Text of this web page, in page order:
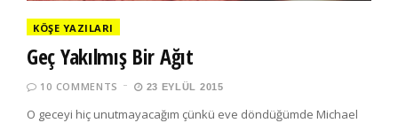
KÖŞE YAZILARI
Geç Yakılmış Bir Ağıt
10 COMMENTS 23 EYLÜL 2015
O geceyi hiç unutmayacağım çünkü eve döndüğümde Michael